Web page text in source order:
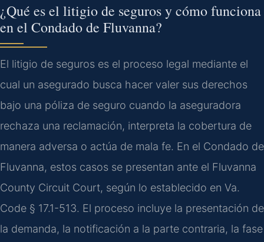
¿Qué es el litigio de seguros y cómo funciona
en el Condado de Fluvanna?
El litigio de seguros es el proceso legal mediante el
cual un asegurado busca hacer valer sus derechos
bajo una póliza de seguro cuando la aseguradora
rechaza una reclamación, interpreta la cobertura de
manera adversa o actúa de mala fe. En el Condado de
Fluvanna, estos casos se presentan ante el Fluvanna
County Circuit Court, según lo establecido en Va.
Code § 17.1-513. El proceso incluye la presentación de
la demanda, la notificación a la parte contraria, la fase